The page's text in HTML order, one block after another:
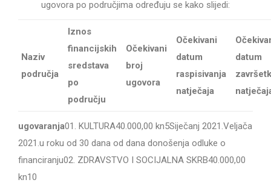
ugovora po područjima određuju se kako slijedi:
Naziv
područja
Iznos
financijskih
sredstava
po
području
Očekivani
broj
ugovora
Očekivani
datum
raspisivanja
natječaja
datum
ugovaranja01. KULTURA40.000,00 kn5Siječanj 2021.Veljača
2021.u roku od 30 dana od dana donošenja odluke o
financiranju02. ZDRAVSTVO I SOCIJALNA SKRB40.000,00
kn10